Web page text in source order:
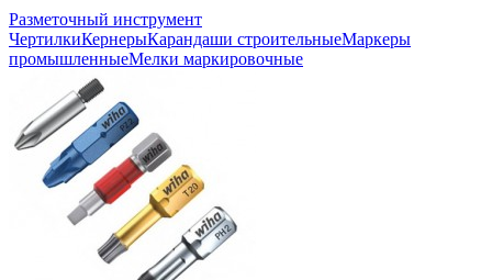
Разметочный инструмент
ЧертилкиКернерыКарандаши строительныеМаркеры
промышленныеМелки маркировочные